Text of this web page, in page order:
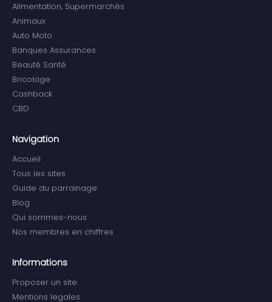
Alimentation, Supermarchés
Animaux
Auto Moto
Banques Assurances
Beauté Santé
Bricolage
Cashback
CBD
Navigation
Accueil
Tous les sites
Guide du parrainage
Blog
Qui sommes-nous
Nos membres en chiffres
Informations
Proposer un site
Mentions legales